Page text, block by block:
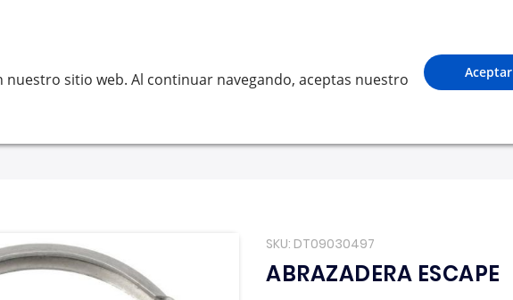
sitio web. Al continuar navegando, aceptas nuestro
Aceptar
Buscar
SKU DT09030497
ABRAZADERA ESCAPE